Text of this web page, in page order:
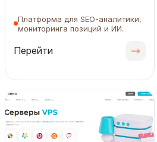
Платформа для SEO-аналитики,
мониторинга позиций и ИИ.
Перейти